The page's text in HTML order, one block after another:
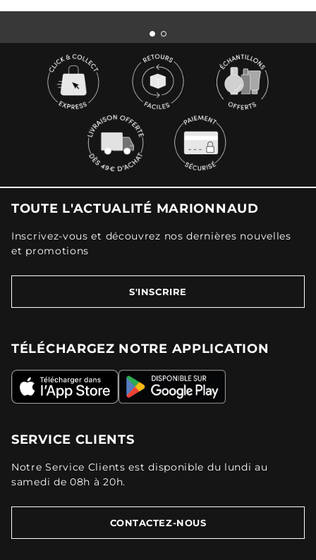
TOUTE L'ACTUALITÉ MARIONNAUD
Inscrivez-vous et découvrez nos dernières nouvelles
et promotions
S'INSCRIRE
TÉLÉCHARGEZ NOTRE APPLICATION
SERVICE CLIENTS
Notre Service Clients est disponible du lundi au
samedi de 08h à 20h.
CONTACTEZ-NOUS